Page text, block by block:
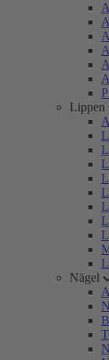
Lippen
Nägel